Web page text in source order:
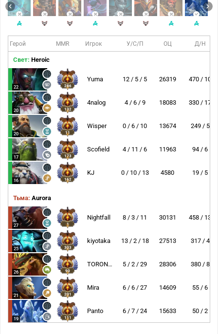
Герой MMR Игрок У/С/П ОЦ Д/Н
Свет: Heroic
22 286
Yuma 12 / 5 / 5 26319 470 / 10
20 132
4nalog 4 / 6 / 9 18083 330 / 17
20 11
Wisper 0 / 6 / 10 13674 249 / 5
17 173
Scofield 4 / 11 / 6 11963 94 / 6
16 162
KJ 0 / 10 / 13 4580 19 / 5
Тьма: Aurora
27 1
Nightfall 8 / 3 / 11 30131 458 / 13
25 303
kiyotaka 13 / 2 / 18 27513 317 / 4
26 90
TORONTOTOKYO 5 / 2 / 29 28306 380 / 8
21 201
Mira 6 / 6 / 27 14609 55 / 6
19 111
Panto 6 / 7 / 24 15633 50 / 2